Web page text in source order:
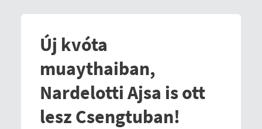
Új kvóta
muaythaiban,
Nardelotti Ajsa is ott
lesz Csengtuban!